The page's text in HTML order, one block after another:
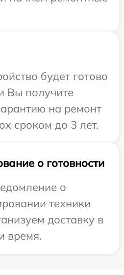
будет готово
Вы получите
на ремонт
сроком до 3 лет.
о готовности
о
техники
доставку в
время.